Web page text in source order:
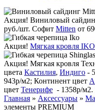
Акция! Виниловый
руб./шт. Софит Mitten от
Акция! Мягкая кровля
Акция! Мягкая кровля
цвета Кастилия, Индиго -
943р/м2; Континент цвет
цвет Тенерифе - 1358р/м2.
Главная » Аксессуары »
элементы PREMIUM